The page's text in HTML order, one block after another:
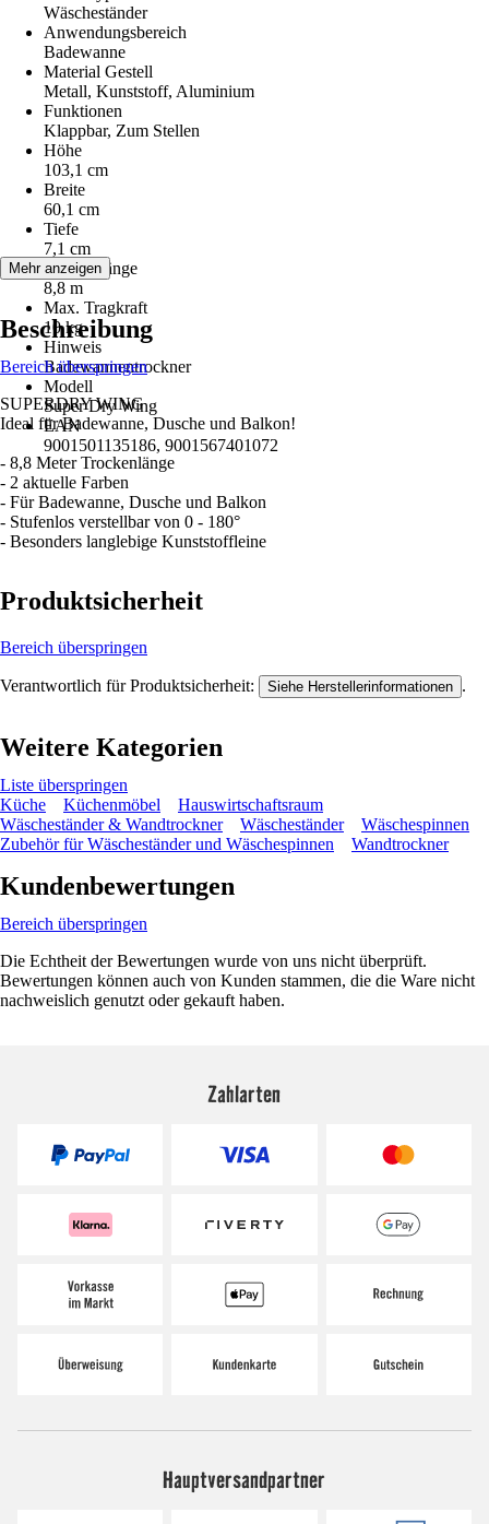
Wäscheständer
Anwendungsbereich
Badewanne
Material Gestell
Metall, Kunststoff, Aluminium
Funktionen
Klappbar, Zum Stellen
Höhe
103,1 cm
Breite
60,1 cm
Tiefe
7,1 cm
Trockenlänge
8,8 m
Max. Tragkraft
10 kg
Hinweis
Badewannentrockner
Modell
Super Dry Wing
EAN
9001501135186, 9001567401072
Mehr anzeigen
Beschreibung
Bereich überspringen
SUPERDRY WING
Ideal für Badewanne, Dusche und Balkon!
- 8,8 Meter Trockenlänge
- 2 aktuelle Farben
- Für Badewanne, Dusche und Balkon
- Stufenlos verstellbar von 0 - 180°
- Besonders langlebige Kunststoffleine
Produktsicherheit
Bereich überspringen
Verantwortlich für Produktsicherheit: Siehe Herstellerinformationen .
Weitere Kategorien
Liste überspringen
Küche
Küchenmöbel
Hauswirtschaftsraum
Wäscheständer & Wandtrockner
Wäscheständer
Wäschespinnen
Zubehör für Wäscheständer und Wäschespinnen
Wandtrockner
Kundenbewertungen
Bereich überspringen
Die Echtheit der Bewertungen wurde von uns nicht überprüft.
Bewertungen können auch von Kunden stammen, die die Ware nicht
nachweislich genutzt oder gekauft haben.
Zahlarten
Hauptversandpartner